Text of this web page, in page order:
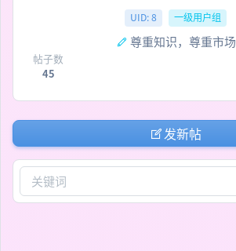
UID: 8 一级用户组
尊重知识，尊重市场
帖子数
45
发新帖